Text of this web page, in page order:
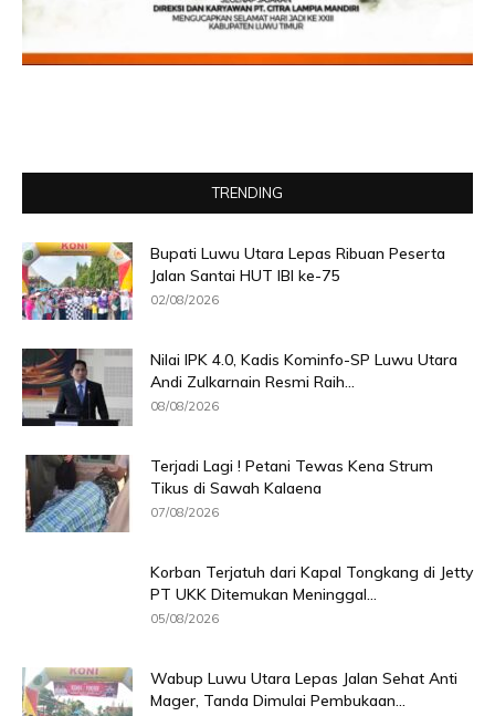
TRENDING
Bupati Luwu Utara Lepas Ribuan Peserta
Jalan Santai HUT IBI ke-75
02/08/2026
Nilai IPK 4.0, Kadis Kominfo-SP Luwu Utara
Andi Zulkarnain Resmi Raih...
08/08/2026
Terjadi Lagi ! Petani Tewas Kena Strum
Tikus di Sawah Kalaena
07/08/2026
Korban Terjatuh dari Kapal Tongkang di Jetty
PT UKK Ditemukan Meninggal...
05/08/2026
Wabup Luwu Utara Lepas Jalan Sehat Anti
Mager, Tanda Dimulai Pembukaan...